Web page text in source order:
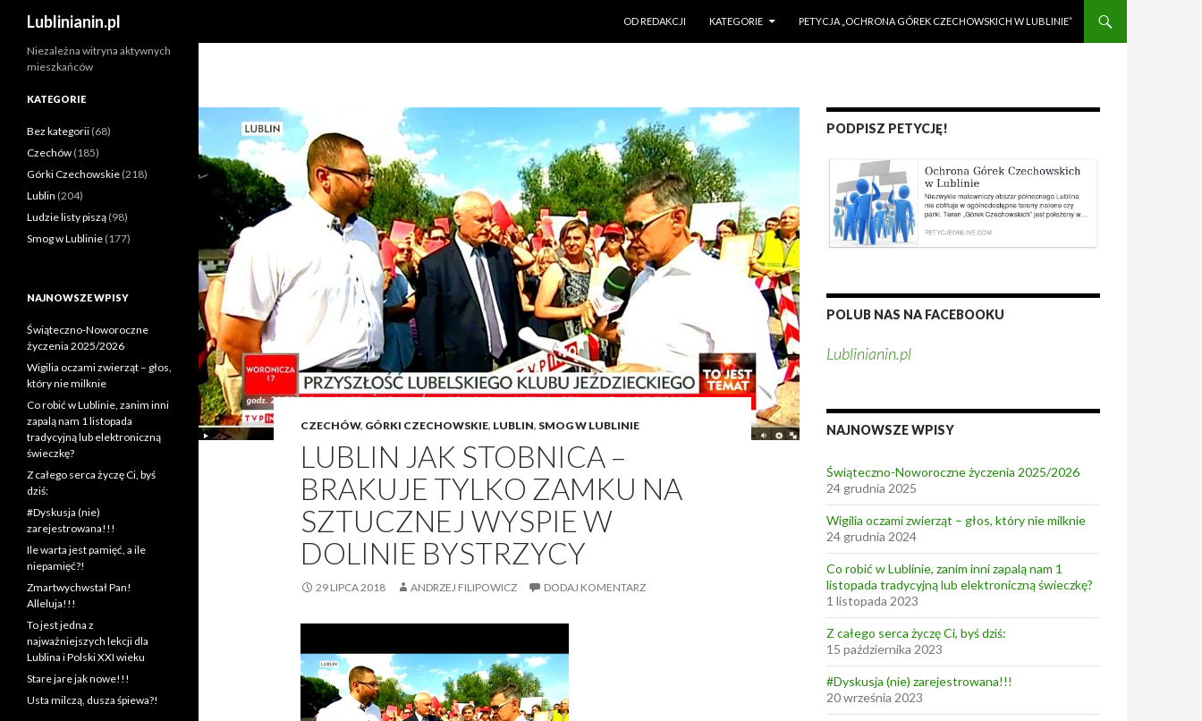
Lublinianin.pl
OD REDAKCJI
KATEGORIE PETYCJA „OCHRONA GÓREK CZECHOWSKICH W LUBLINIE”
CZECHÓW, GÓRKI CZECHOWSKIE, LUBLIN, SMOG W LUBLINIE
LUBLIN JAK STOBNICA –
BRAKUJE TYLKO ZAMKU NA
SZTUCZNEJ WYSPIE W
DOLINIE BYSTRZYCY
29 LIPCA 2018 ANDRZEJ FILIPOWICZ DODAJ KOMENTARZ
PODPISZ PETYCJĘ!
POLUB NAS NA FACEBOOKU
Lublinianin.pl
NAJNOWSZE WPISY
Świąteczno-Noworoczne życzenia 2025/2026
24 grudnia 2025
Wigilia oczami zwierząt – głos, który nie milknie
24 grudnia 2024
Co robić w Lublinie, zanim inni zapalą nam 1
listopada tradycyjną lub elektroniczną świeczkę?
1 listopada 2023
Z całego serca życzę Ci, byś dziś:
15 października 2023
#Dyskusja (nie) zarejestrowana!!!
20 września 2023
Niezależna witryna aktywnych
mieszkańców
KATEGORIE
Bez kategorii (68)
Czechów (185)
Górki Czechowskie (218)
Lublin (204)
Ludzie listy piszą (98)
Smog w Lublinie (177)
NAJNOWSZE WPISY
Świąteczno-Noworoczne
życzenia 2025/2026
Wigilia oczami zwierząt – głos,
który nie milknie
Co robić w Lublinie, zanim inni
zapalą nam 1 listopada
tradycyjną lub elektroniczną
świeczkę?
Z całego serca życzę Ci, byś
dziś:
#Dyskusja (nie)
zarejestrowana!!!
Ile warta jest pamięć, a ile
niepamięć?!
Zmartwychwstał Pan!
Alleluja!!!
To jest jedna z
najważniejszych lekcji dla
Lublina i Polski XXI wieku
Stare jare jak nowe!!!
Usta milczą, dusza śpiewa?!